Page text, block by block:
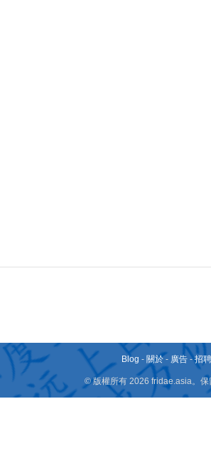
Blog - 關於 - 廣告 -招
© 版權所有 2026 fridae.asia。